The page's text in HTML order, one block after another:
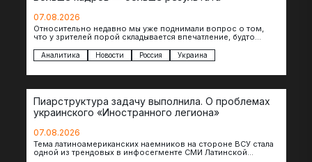
07.08.2026
Относительно недавно мы уже поднимали вопрос о том,
что у зрителей порой складывается впечатление, будто
Аналитика Новости Россия Украина
Пиарструктура задачу выполнила. О проблемах
украинского «Иностранного легиона»
07.08.2026
Тема латиноамериканских наемников на стороне ВСУ стала
одной из трендовых в инфосегменте СМИ Латинской